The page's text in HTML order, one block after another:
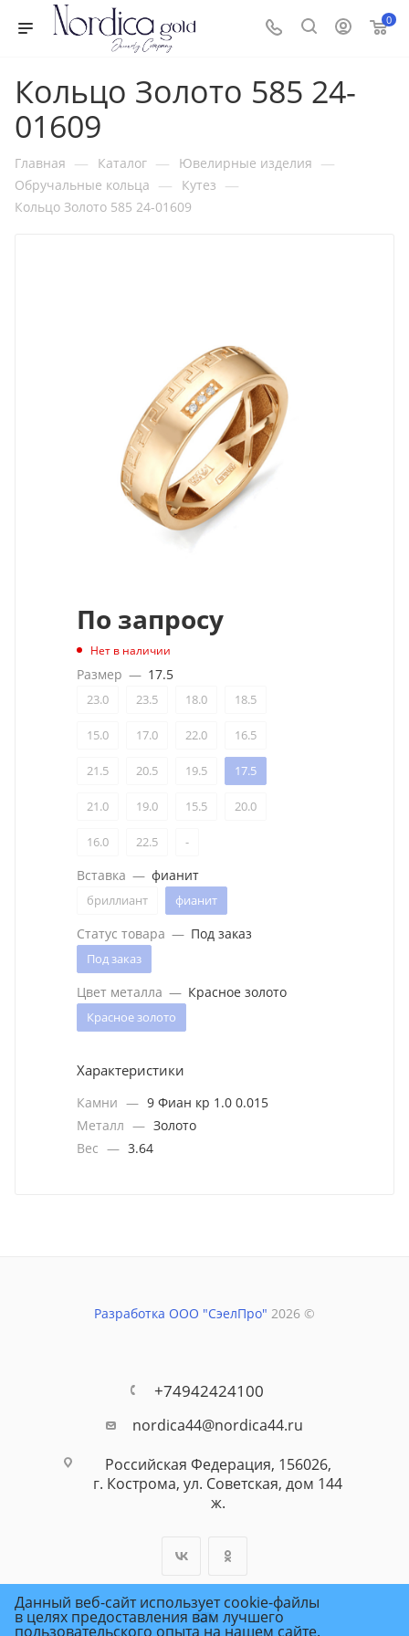
0
Кольцо Золото 585 24-
01609
Главная — Каталог — Ювелирные изделия —
Обручальные кольца — Кутез —
Кольцо Золото 585 24-01609
По запросу
Нет в наличии
Размер — 17.5
23.0 23.5 18.0 18.5
15.0 17.0 22.0 16.5
21.5 20.5 19.5 17.5
21.0 19.0 15.5 20.0
16.0 22.5 -
Вставка — фианит
бриллиант фианит
Статус товара — Под заказ
Под заказ
Цвет металла — Красное золото
Красное золото
Характеристики
Камни — 9 Фиан кр 1.0 0.015
Металл — Золото
Вес — 3.64
Разработка ООО "СэелПро" 2026 ©
+74942424100
nordica44@nordica44.ru
Российская Федерация, 156026,
г. Кострома, ул. Советская, дом 144
ж.
Данный веб-сайт использует cookie-файлы
в целях предоставления вам лучшего
пользовательского опыта на нашем сайте.